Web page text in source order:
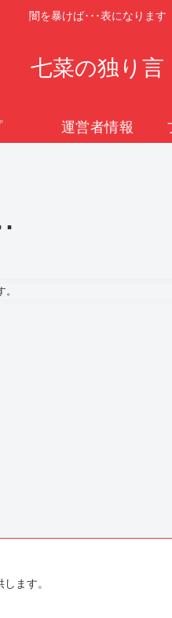
闇を暴けば･･･表になります
七菜の独り言
運営者情報
。
ます。